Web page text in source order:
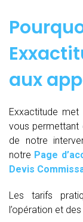
aux
Exxactitude
vous permettant
de notre
notre Page
Devis
Les tarifs
l’opération et